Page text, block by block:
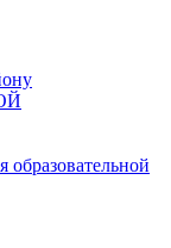
образовательной